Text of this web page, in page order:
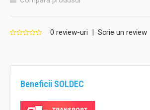
0 review-uri | Scrie un review
Beneficii SOLDEC